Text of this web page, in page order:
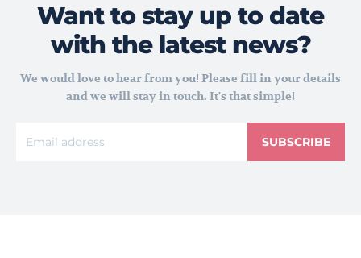
Want to stay up to date
with the latest news?
We would love to hear from you! Please fill in your details
and we will stay in touch. It's that simple!
SUBSCRIBE